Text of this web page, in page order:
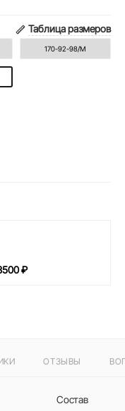
Таблица размеров
170-92-98/M
₽
ОТЗЫВЫ
Состав